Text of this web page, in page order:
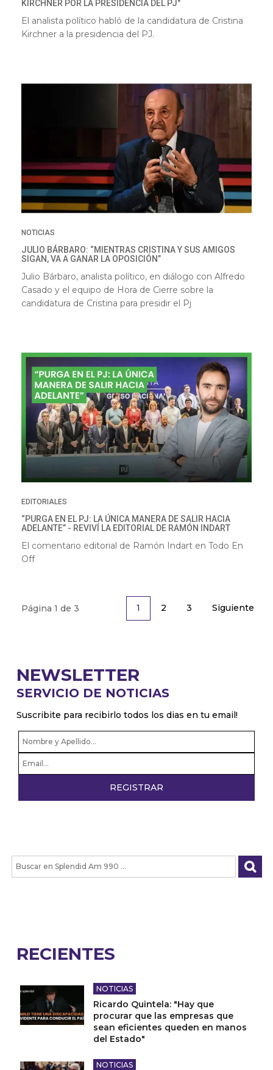
KIRCHNER POR LA PRESIDENCIA DEL PJ"
El analista político habló de la candidatura de Cristina
Kirchner a la presidencia del PJ.
NOTICIAS
JULIO BÁRBARO: “MIENTRAS CRISTINA Y SUS AMIGOS
SIGAN, VA A GANAR LA OPOSICIÓN”
Julio Bárbaro, analista político, en diálogo con Alfredo
Casado y el equipo de Hora de Cierre sobre la
candidatura de Cristina para presidir el Pj
EDITORIALES
“PURGA EN EL PJ: LA ÚNICA MANERA DE SALIR HACIA
ADELANTE” - REVIVÍ LA EDITORIAL DE RAMÓN INDART
El comentario editorial de Ramón Indart en Todo En
Off
1 2 3 Siguiente
Página 1 de 3
NEWSLETTER
SERVICIO DE NOTICIAS
Suscribite para recibirlo todos los dias en tu email!
RECIENTES
NOTICIAS
Ricardo Quintela: "Hay que
procurar que las empresas que
sean eficientes queden en manos
del Estado"
NOTICIAS